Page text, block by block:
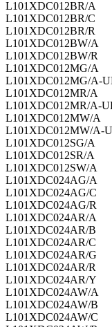
L101XDC012BR/A
L101XDC012BR/C
L101XDC012BR/R
L101XDC012BW/A
L101XDC012BW/R
L101XDC012MG/A
L101XDC012MG/A-
L101XDC012MR/A
L101XDC012MR/A-
L101XDC012MW/A
L101XDC012MW/A-
L101XDC012SG/A
L101XDC012SR/A
L101XDC012SW/A
L101XDC024AG/A
L101XDC024AG/C
L101XDC024AG/R
L101XDC024AR/A
L101XDC024AR/B
L101XDC024AR/C
L101XDC024AR/G
L101XDC024AR/R
L101XDC024AR/Y
L101XDC024AW/A
L101XDC024AW/B
L101XDC024AW/C